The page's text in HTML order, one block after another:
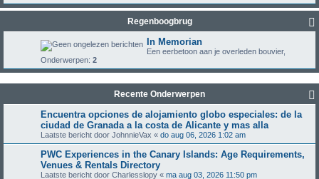
Regenboogbrug
In Memorian
Een eerbetoon aan je overleden bouvier,
Onderwerpen: 2
Recente Onderwerpen
Encuentra opciones de alojamiento globo especiales: de la
ciudad de Granada a la costa de Alicante y mas alla
Laatste bericht door JohnnieVax « do aug 06, 2026 1:02 am
PWC Experiences in the Canary Islands: Age Requirements,
Venues & Rentals Directory
Laatste bericht door Charlesslopy « ma aug 03, 2026 11:50 pm